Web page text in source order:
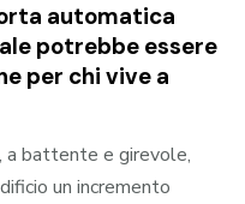
automatica
potrebbe essere
per chi vive a
a battente e girevole,
un incremento